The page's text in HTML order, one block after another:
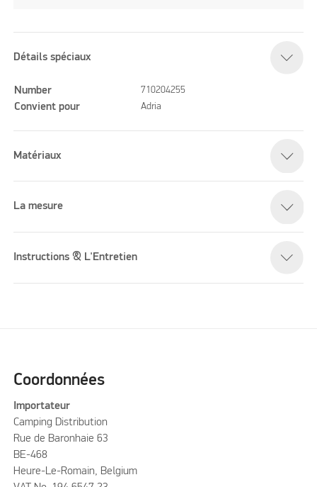
Détails spéciaux
Number 710204255
Convient pour Adria
Matériaux
La mesure
Instructions & L'Entretien
Coordonnées
Importateur
Camping Distribution
Rue de Baronhaie 63
BE-468
Heure-Le-Romain, Belgium